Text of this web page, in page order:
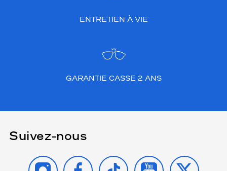
ENTRETIEN À VIE
GARANTIE CASSE 2 ANS
Suivez-nous
INSTAGRAMFACEBOOK
TIKTOK YOUTUBE
X